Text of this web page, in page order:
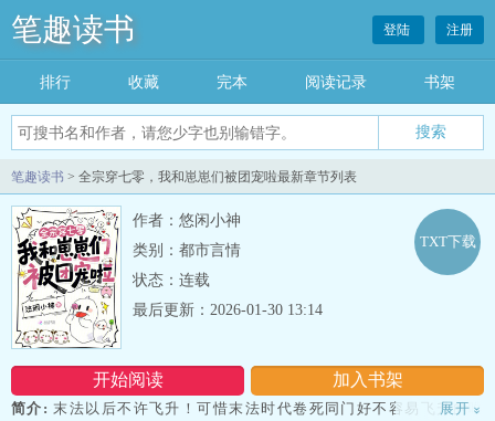
笔趣读书 登陆 注册
排行 收藏 完本 阅读记录 书架
笔趣读书 > 全宗穿七零，我和崽崽们被团宠啦最新章节列表
作者：悠闲小神
类别：都市言情
状态：连载
开始阅读 加入书架
TXT下载
最后更新：2026-01-30 13:14
简介: 末法以后不许飞升！可惜末法时代卷死同门好不容易飞升的唯
展开 »